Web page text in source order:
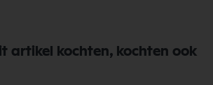
artikel kochten, kochten ook